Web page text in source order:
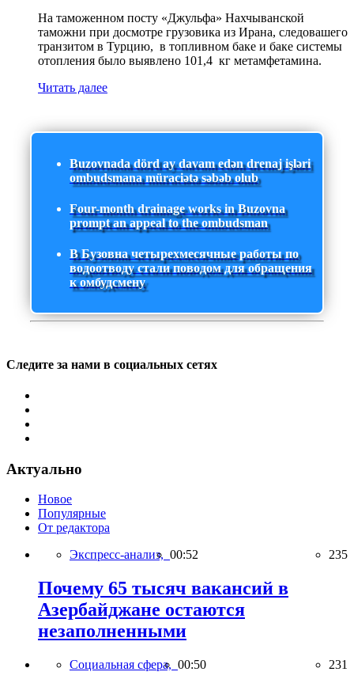
На таможенном посту «Джульфа» Нахчыванской
таможни при досмотре грузовика из Ирана, следовашего
транзитом в Турцию, в топливном баке и баке системы
отопления было выявлено 101,4 кг метамфетамина.
Читать далее
Buzovnada dörd ay davam edən drenaj işləri
ombudsmana müraciətə səbəb olub
Four-month drainage works in Buzovna
prompt an appeal to the ombudsman
В Бузовна четырехмесячные работы по
водоотводу стали поводом для обращения
к омбудсмену
Следите за нами в социальных сетях
Актуально
Новое
Популярные
От редактора
Экспресс-анализ, 00:52 235
Почему 65 тысяч вакансий в
Азербайджане остаются
незаполненными
Социальная сфера, 00:50 231